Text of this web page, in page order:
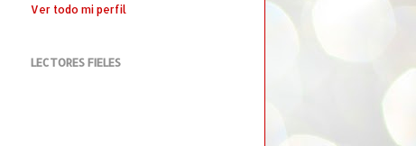
Ver todo mi perfil
LECTORES FIELES